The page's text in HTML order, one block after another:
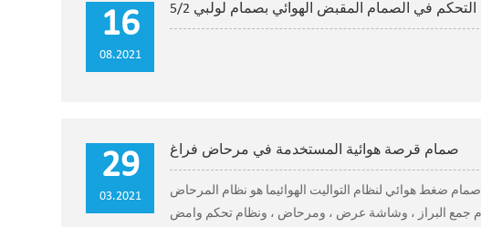
16
08.2021
29
03.2021
صمام قرصة هوائية المستخدمة في مرحاض فراغ
صمام ضغط هوائي لنظام التواليت الهوائيما هو نظام المرحاض vaccum؟يتم التحكم في نظام مرحاض فراغ بواسطة وحدة ذكية لتوليد